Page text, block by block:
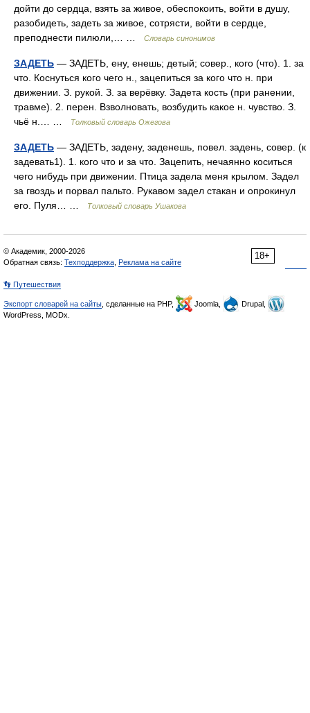
дойти до сердца, взять за живое, обеспокоить, войти в душу,
разобидеть, задеть за живое, сотрясти, войти в сердце,
преподнести пилюли,… …
Словарь синонимов
ЗАДЕТЬ — ЗАДЕТЬ, ену, енешь; детый; совер., кого (что). 1. за
что. Коснуться кого чего н., зацепиться за кого что н. при
движении. З. рукой. З. за верёвку. Задета кость (при ранении,
травме). 2. перен. Взволновать, возбудить какое н. чувство. З.
чьё н.… …
Толковый словарь Ожегова
ЗАДЕТЬ — ЗАДЕТЬ, задену, заденешь, повел. задень, совер. (к
задевать1). 1. кого что и за что. Зацепить, нечаянно коситься
чего нибудь при движении. Птица задела меня крылом. Задел
за гвоздь и порвал пальто. Рукавом задел стакан и опрокинул
его. Пуля… …
Толковый словарь Ушакова
18+
© Академик, 2000-2026
Обратная связь: Техподдержка Реклама на сайте
👣 Путешествия
Экспорт словарей на сайты , сделанные на PHP, Joomla,
Drupal,
WordPress, MODx.